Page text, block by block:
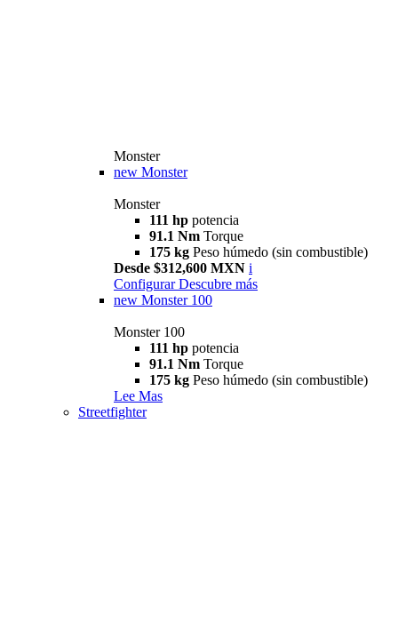
Monster
new Monster
Monster
111 hp potencia
91.1 Nm Torque
175 kg Peso húmedo (sin combustible)
Desde $312,600 MXN i
Configurar Descubre más
new Monster 100
Monster 100
111 hp potencia
91.1 Nm Torque
175 kg Peso húmedo (sin combustible)
Lee Mas
Streetfighter